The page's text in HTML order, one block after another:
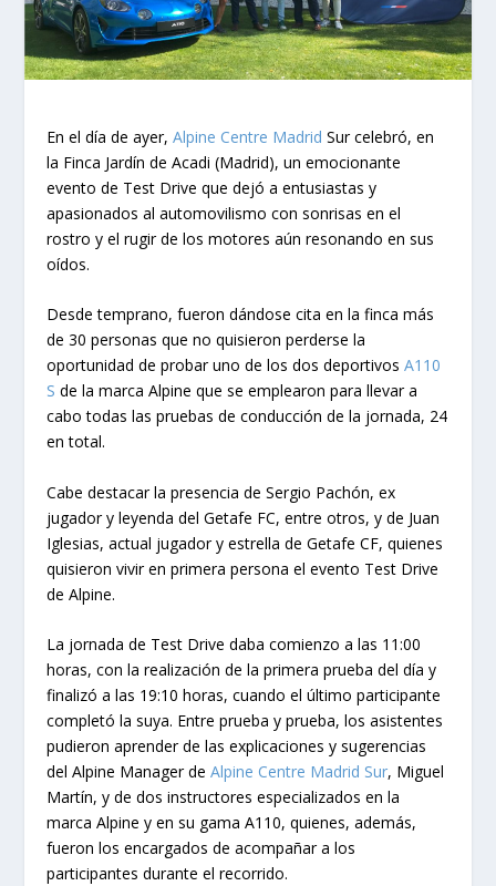
En el día de ayer,Alpine Centre Madrid Sur celebró, en
la Finca Jardín de Acadi (Madrid), un emocionante
evento de Test Drive que dejó a entusiastas y
apasionados al automovilismo con sonrisas en el
rostro y el rugir de los motores aún resonando en sus
oídos.
Desde temprano, fueron dándose cita en la finca más
de 30 personas que no quisieron perderse la
oportunidad de probar uno de los dos deportivosA110
S de la marca Alpine que se emplearon para llevar a
cabo todas las pruebas de conducción de la jornada, 24
en total.
Cabe destacar la presencia de Sergio Pachón, ex
jugador y leyenda del Getafe FC, entre otros, y de Juan
Iglesias, actual jugador y estrella de Getafe CF, quienes
quisieron vivir en primera persona el evento Test Drive
de Alpine.
La jornada de Test Drive daba comienzo a las 11:00
horas, con la realización de la primera prueba del día y
finalizó a las 19:10 horas, cuando el último participante
completó la suya. Entre prueba y prueba, los asistentes
pudieron aprender de las explicaciones y sugerencias
del Alpine Manager deAlpine Centre Madrid Sur, Miguel
Martín, y de dos instructores especializados en la
marca Alpine y en su gama A110, quienes, además,
fueron los encargados de acompañar a los
participantes durante el recorrido.